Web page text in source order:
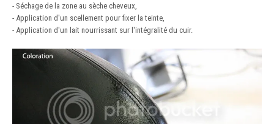
- Séchage de la zone au sèche cheveux,
- Application d'un scellement pour fixer la teinte,
- Application d'un lait nourrissant sur l'intégralité du cuir.